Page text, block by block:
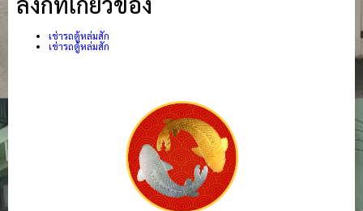
เช่ารถตู้หล่มสัก
เช่ารถตู้หล่มสัก